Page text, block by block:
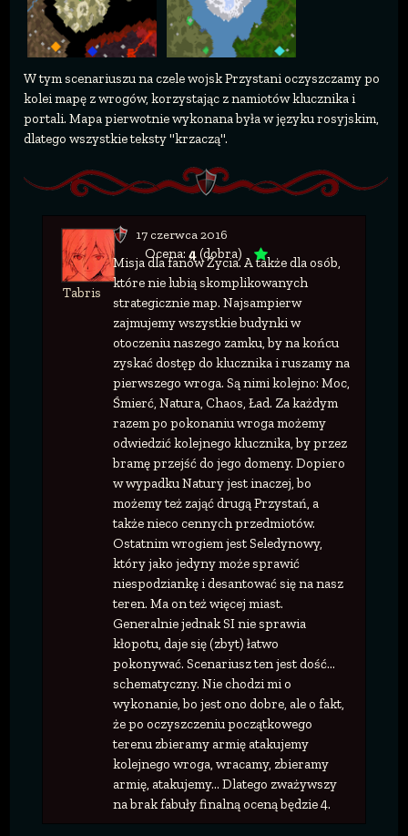
W tym scenariuszu na czele wojsk Przystani oczyszczamy po
kolei mapę z wrogów, korzystając z namiotów klucznika i
portali. Mapa pierwotnie wykonana była w języku rosyjskim,
dlatego wszystkie teksty "krzaczą".
Tabris
17 czerwca 2016
Ocena: 4(dobra)
Misja dla fanów Życia. A także dla osób,
które nie lubią skomplikowanych
strategicznie map. Najsampierw
zajmujemy wszystkie budynki w
otoczeniu naszego zamku, by na końcu
zyskać dostęp do klucznika i ruszamy na
pierwszego wroga. Są nimi kolejno: Moc,
Śmierć, Natura, Chaos, Ład. Za każdym
razem po pokonaniu wroga możemy
odwiedzić kolejnego klucznika, by przez
bramę przejść do jego domeny. Dopiero
w wypadku Natury jest inaczej, bo
możemy też zająć drugą Przystań, a
także nieco cennych przedmiotów.
Ostatnim wrogiem jest Seledynowy,
który jako jedyny może sprawić
niespodziankę i desantować się na nasz
teren. Ma on też więcej miast.
Generalnie jednak SI nie sprawia
kłopotu, daje się (zbyt) łatwo
pokonywać. Scenariusz ten jest dość...
schematyczny. Nie chodzi mi o
wykonanie, bo jest ono dobre, ale o fakt,
że po oczyszczeniu początkowego
terenu zbieramy armię atakujemy
kolejnego wroga, wracamy, zbieramy
armię, atakujemy... Dlatego zważywszy
na brak fabuły finalną oceną będzie 4.